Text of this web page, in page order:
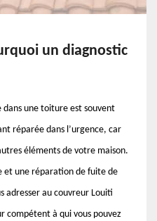
un diagnostic
dans une toiture est souvent
réparée dans l’urgence, car
éléments de votre maison.
et une réparation de fuite de
adresser au couvreur Louiti
compétent à qui vous pouvez